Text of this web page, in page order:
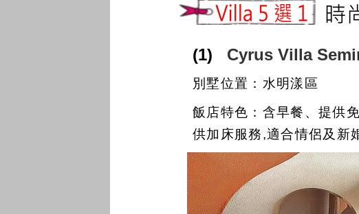
(1) Cyrus Villa
別墅位置：水明漾區
飯店特色：含早餐、提供
供加床服務,適合情侶